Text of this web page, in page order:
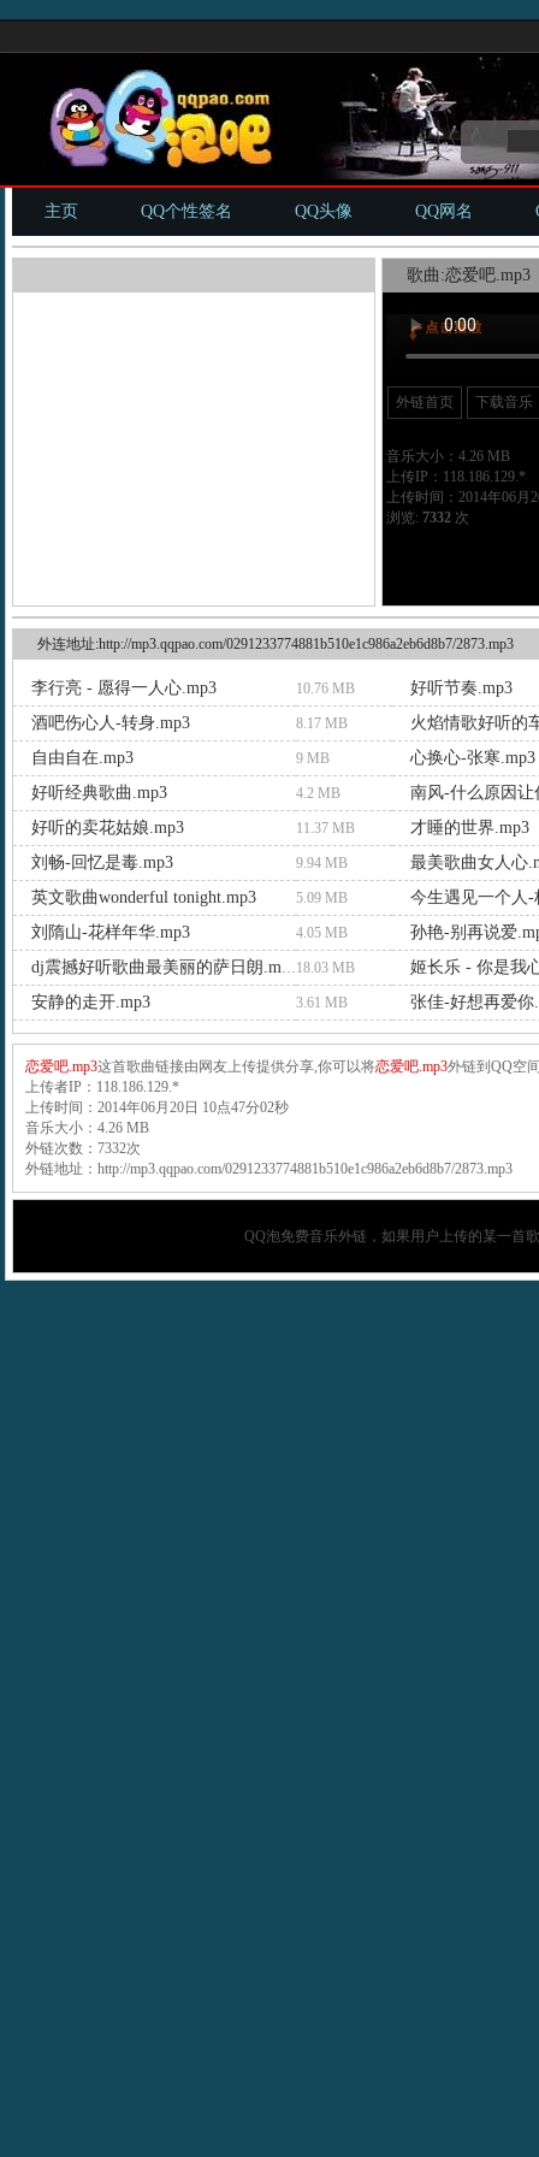
主页 QQ个性签名 QQ头像 QQ网名
歌曲:恋爱吧.mp3
外链首页 下载音乐
音乐大小：4.26 MB
上传IP：118.186.129.*
上传时间：2014年06月
浏览: 7332次
外连地址:http://mp3.qqpao.com/0291233774881b510e1c986a2eb6d8b7/2873.mp3
李行亮 - 愿得一人心.mp3 10.76 MB
好听节奏.mp3
酒吧伤心人-转身.mp3
8.17 MB
火焰情歌好听的
自由自在.mp3
9 MB
心换心-张寒.mp3
好听经典歌曲.mp3
4.2 MB
南风-什么原因让
好听的卖花姑娘.mp3
11.37 MB
才睡的世界.mp3
刘畅-回忆是毒.mp3
9.94 MB
最美歌曲女人心
英文歌曲wonderful tonight.mp3
5.09 MB
今生遇见一个人-
刘隋山-花样年华.mp3
4.05 MB 孙艳-别再说爱
dj震撼好听歌曲最美丽的萨日朗.mp318.03 MB
安静的走开.mp3 3.61 MB 张佳-好想再爱你
恋爱吧.mp3这首歌曲链接由网友上传提供分享,你可以将恋爱吧.mp3外链到QQ空
上传者IP：118.186.129.*
上传时间：2014年06月20日 10点47分02秒
音乐大小：4.26 MB
外链次数：7332次
外链地址：http://mp3.qqpao.com/0291233774881b510e1c986a2eb6d8b7/2873.mp3
QQ泡免费音乐外链，如果用户上传的某一首